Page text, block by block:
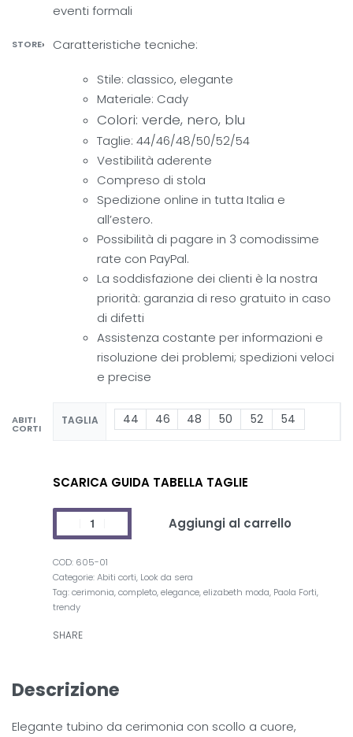
STORE›
ABITI
CORTI
eventi formali
Caratteristiche tecniche:
Stile: classico, elegante
Materiale: Cady
Colori: verde, nero, blu
Taglie: 44/46/48/50/52/54
Vestibilità aderente
Compreso di stola
Spedizione online in tutta Italia e
all’estero.
Possibilità di pagare in 3 comodissime
rate con PayPal.
La soddisfazione dei clienti è la nostra
priorità: garanzia di reso gratuito in caso
di difetti
Assistenza costante per informazioni e
risoluzione dei problemi; spedizioni veloci
e precise
TAGLIA 44 46 48 50 52 54
SCARICA GUIDA TABELLA TAGLIE
Aggiungi al carrello
605-01
Categorie:Abiti corti, Look da sera
Tag:cerimonia,completo,elegance,elizabeth moda, Paola Forti,
trendy
SHARE
Descrizione
Elegante tubino da cerimonia con scollo a cuore,